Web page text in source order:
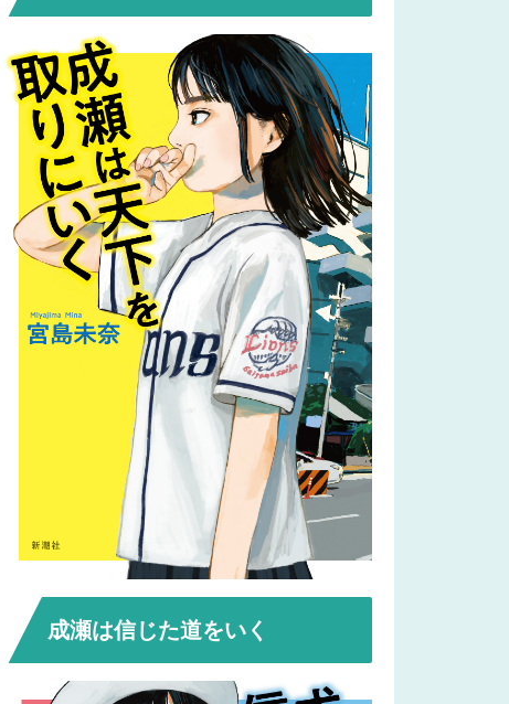
成瀬は信じた道をいく